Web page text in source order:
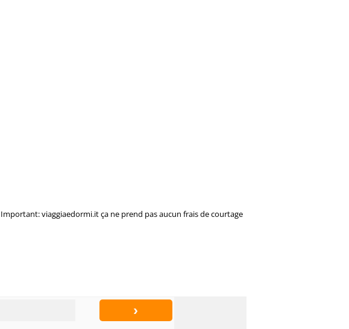
Important: viaggiaedormi.it ça ne prend pas aucun frais de courtage
›